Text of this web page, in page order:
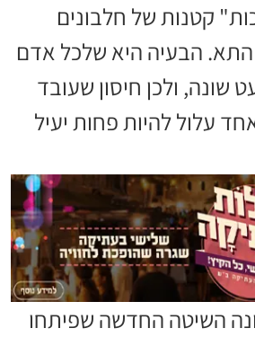
קטנות של חלבונים
התא. הבעיה היא שלכל אדם
שונה, ולכן חיסון שעובד
עלול להיות פחות יעיל
השיטה החדשה שפיתחו